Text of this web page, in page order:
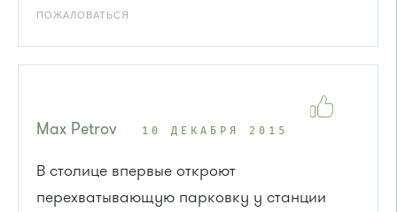
ПОЖАЛОВАТЬСЯ
Max Petrov 10 ДЕКАБРЯ 2015
В столице впервые откроют
перехватывающую парковку у станции